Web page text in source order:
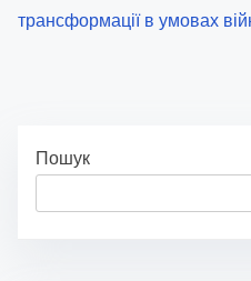
трансформації в умовах
Пошук